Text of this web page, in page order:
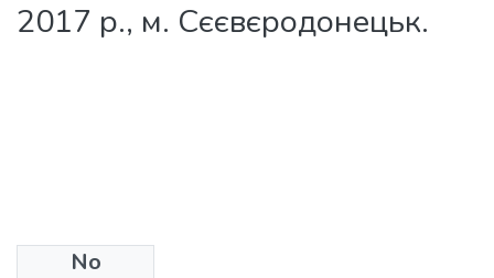
2017 р., м. Сєєвєродонецьк.
No